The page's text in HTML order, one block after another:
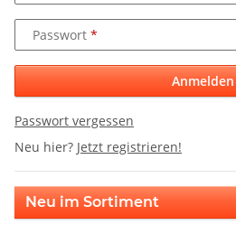
Passwort
Anmelden
Passwort vergessen
Neu hier? Jetzt registrieren!
Neu im Sortiment